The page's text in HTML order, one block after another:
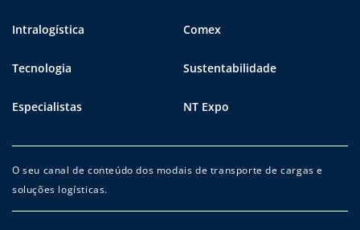
Intralogística Comex
Tecnologia Sustentabilidade
Especialistas NT Expo
O seu canal de conteúdo dos modais de transporte de cargas e
soluções logísticas.